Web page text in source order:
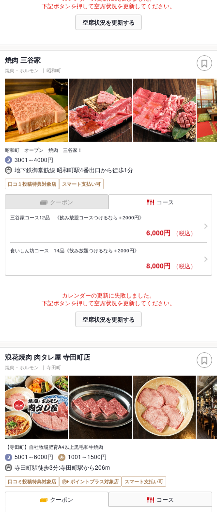
下記ボタンを押して空席状況を更新してください。
空席状況を更新する
焼肉 三谷家
焼肉・ホルモン 昭和町
昭和町 オープン 焼肉 三谷家！
3001～4000円
地下鉄御堂筋線 昭和町駅4番出口から徒歩1分
口コミ投稿特典対象店 スマート支払い可
クーポン コース
三谷家コース12品 《飲み放題コースつけるなら＋2000円》
6,000円 （税込）
食いしん坊コース 14品《飲み放題つけるなら＋2000円》
8,000円 （税込）
カレンダーの更新に失敗しました。
下記ボタンを押して空席状況を更新してください。
空席状況を更新する
浪花焼肉 肉タレ屋 寺田町店
焼肉・ホルモン 寺田町
【寺田町】自社牧場肥育A4以上黒毛和牛焼肉
5001～6000円
1001～1500円
寺田町駅徒歩3分:寺田町駅から206m
口コミ投稿特典対象店 ポイントプラス対象店 スマート支払い可
クーポン コース